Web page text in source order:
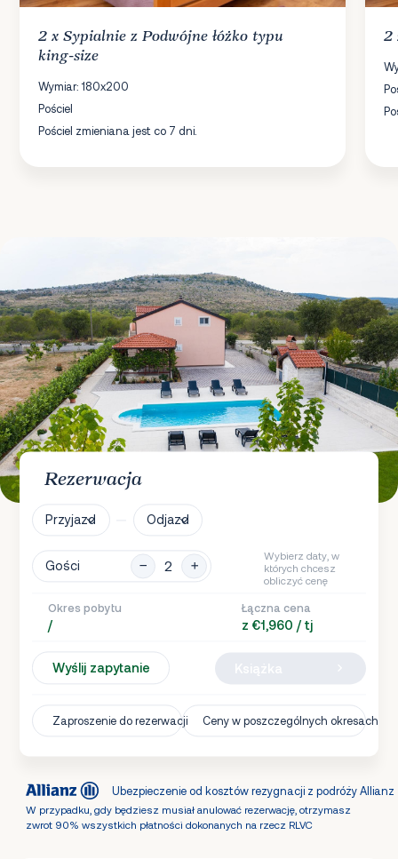
2 xSypialniez Podwójne łóżko typu
king-size
Wymiar: 180x200
Pościel
Pościel zmieniana jest co 7 dni.
2
Rezerwacja
Przyjazd Odjazd
Gości
Wybierz daty, w
których chcesz
obliczyć cenę
Okres pobytu
/
Łączna cena
z €1,960 / tj
Wyślij zapytanie
Zaproszenie do rezerwacji Ceny w poszczególnych okresach
Ubezpieczenie od kosztów rezygnacji z podróży Allianz
W przypadku, gdy będziesz musiał anulować rezerwację, otrzymasz
zwrot 90% wszystkich płatności dokonanych na rzecz RLVC